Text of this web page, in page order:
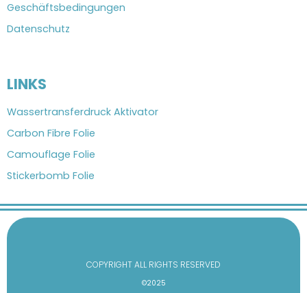
Geschäftsbedingungen
Datenschutz
LINKS
Wassertransferdruck Aktivator
Carbon Fibre Folie
Camouflage Folie
Stickerbomb Folie
COPYRIGHT ALL RIGHTS RESERVED
©2025